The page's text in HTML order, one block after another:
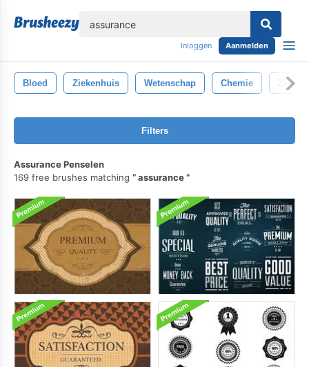
Inloggen Aanmelden
Bloed Ziekenhuis Wetenschap Chemie Ziekte
Filters
Assurance Penselen
169 free brushes matching
assurance